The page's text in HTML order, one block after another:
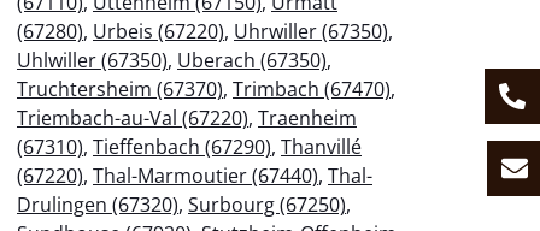
(67280), Urbeis (67220), Uhrwiller (67350),
Uhlwiller (67350), Uberach (67350),
Truchtersheim (67370), Trimbach (67470),
Triembach-au-Val (67220), Traenheim
(67310), Tieffenbach (67290), Thanvillé
(67220), Thal-Marmoutier (67440), Thal-
Drulingen (67320), Surbourg (67250),